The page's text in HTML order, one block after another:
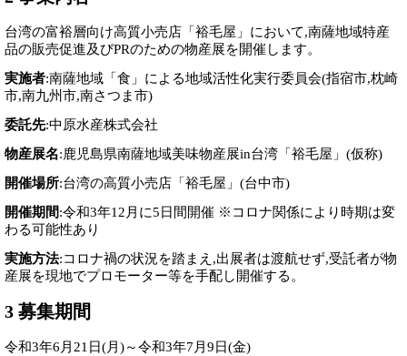
台湾の富裕層向け高質小売店「裕毛屋」において,南薩地域特産
品の販売促進及びPRのための物産展を開催します。
実施者:南薩地域「食」による地域活性化実行委員会(指宿市,枕崎
市,南九州市,南さつま市)
委託先:中原水産株式会社
物産展名:鹿児島県南薩地域美味物産展in台湾「裕毛屋」(仮称)
開催場所:台湾の高質小売店「裕毛屋」(台中市)
開催期間:令和3年12月に5日間開催 ※コロナ関係により時期は変
わる可能性あり
実施方法:コロナ禍の状況を踏まえ,出展者は渡航せず,受託者が物
産展を現地でプロモーター等を手配し開催する。
3 募集期間
令和3年6月21日(月)～令和3年7月9日(金)